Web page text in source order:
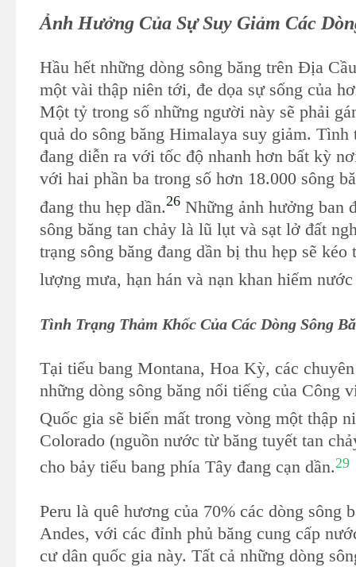
Ảnh Hưởng Của Sự Suy Giảm Các
Hầu hết những dòng sông băng trên Địa
một vài thập niên tới, đe dọa sự sống của
Một tỷ trong số những người này sẽ phải
quả do sông băng Himalaya suy giảm. Tình
đang diễn ra với tốc độ nhanh hơn bất kỳ
với hai phần ba trong số hơn 18.000 sông
đang thu hẹp dần.26Những ảnh hưởng ban
sông băng tan chảy là lũ lụt và sạt lở đất
trạng sông băng đang dần bị thu hẹp sẽ kéo
lượng mưa, hạn hán và nạn khan hiếm
Tình Trạng Thảm Khốc Của Các Dòng Sông
Tại tiểu bang Montana, Hoa Kỳ, các
những dòng sông băng nổi tiếng của Công
Quốc gia sẽ biến mất trong vòng một thập
Colorado (nguồn nước từ băng tuyết tan
cho bảy tiểu bang phía Tây đang cạn dần.29
Peru là quê hương của 70% các dòng sông
Andes, với các đỉnh phủ băng cung cấp
cư dân quốc gia này. Tất cả những dòng